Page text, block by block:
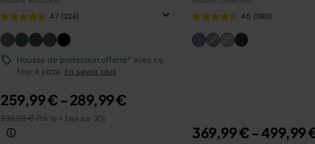
4.7 (224)
Housse de protection offerte* avec ce
four à pizza. En savoir plus
259,99 € - 289,99 €
239,99 €Prix le + bas sur 30j
4.5 (380)
369,99 € - 499,99